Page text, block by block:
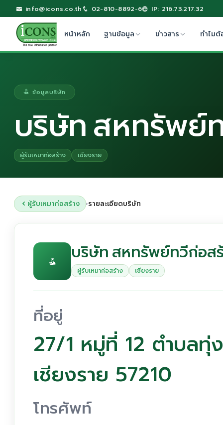
info@icons.co.th 02-810-8892-6 IP: 216.73.217.32
หน้าหลัก ฐานข้อมูล ข่าวสาร ทำไมต้
ข้อมูลบริษัท
บริษัท สหทรัพย์
ผู้รับเหมาก่อสร้าง เชียงราย
ผู้รับเหมาก่อสร้าง ›รายละเอียดบริษัท
บริษัท สหทรัพย์ทวีก่อส
ผู้รับเหมาก่อสร้าง เชียงราย
ที่อยู่
27/1 หมู่ที่ 12 ตำบลทุ่
เชียงราย 57210
โทรศัพท์